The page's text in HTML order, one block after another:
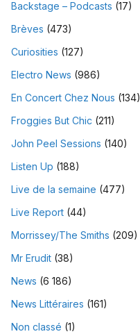
Backstage – Podcasts (17)
Brèves (473)
Curiosities (127)
Electro News (986)
En Concert Chez Nous (134)
Froggies But Chic (211)
John Peel Sessions (140)
Listen Up (188)
Live de la semaine (477)
Live Report (44)
Morrissey/The Smiths (209)
Mr Erudit (38)
News (6 186)
News Littéraires (161)
Non classé (1)